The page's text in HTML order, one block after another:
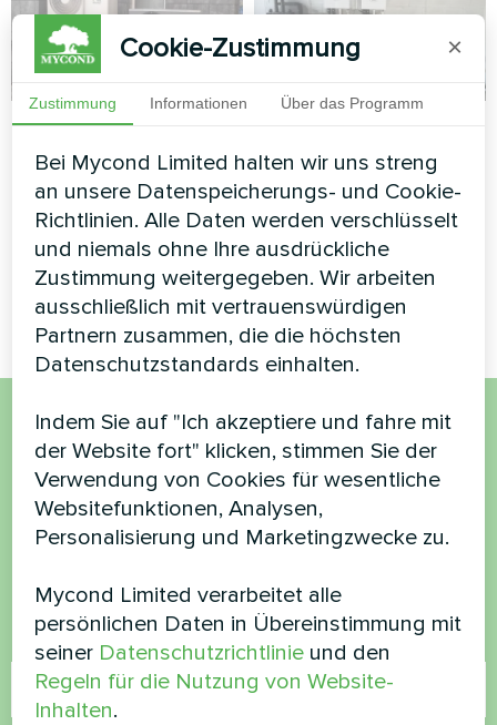
Amt für
Wohnungswesen
Split-Wärmepumpe Hotstar-
Serie und Split-Wärmepumpe
Artic Home Basic-Serie
Mycond Split
Wärmepumpen der
BeeHeat Serie
MyCond Split-Wärmepumpen
BeeHeat-Serie
Möchten Sie kaufen oder
haben Sie Fragen?
Kontaktieren Sie uns und wir werden Ihnen
helfen
Name
Cookie-Zustimmung ×
Zustimmung Informationen Über das Programm
Bei Mycond Limited halten wir uns streng
an unsere Datenspeicherungs- und Cookie-
Richtlinien. Alle Daten werden verschlüsselt
und niemals ohne Ihre ausdrückliche
Zustimmung weitergegeben. Wir arbeiten
ausschließlich mit vertrauenswürdigen
Partnern zusammen, die die höchsten
Datenschutzstandards einhalten.
Indem Sie auf "Ich akzeptiere und fahre mit
der Website fort" klicken, stimmen Sie der
Verwendung von Cookies für wesentliche
Websitefunktionen, Analysen,
Personalisierung und Marketingzwecke zu.
Mycond Limited verarbeitet alle
persönlichen Daten in Übereinstimmung mit
seiner Datenschutzrichtlinie und den
Regeln für die Nutzung von Website-
Inhalten.